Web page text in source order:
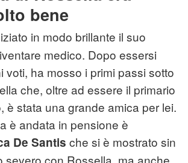
bene
in modo brillante il suo
medico. Dopo essersi
voti, ha mosso i primi passi sotto
che, oltre ad essere il primario
è stata una grande amica per lei.
è andata in pensione è
De Santis che si è mostrato sin